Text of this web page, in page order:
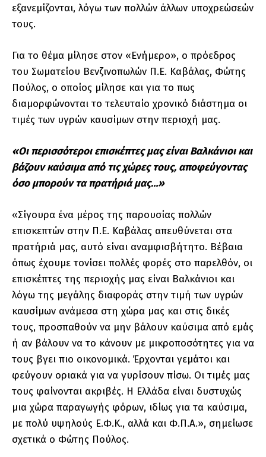
εξανεμίζονται, λόγω των πολλών άλλων υποχρεώσεών
τους.
Για το θέμα μίλησε στον «Ενήμερο», ο πρόεδρος
του Σωματείου Βενζινοπωλών Π.Ε. Καβάλας, Φώτης
Πούλος, ο οποίος μίλησε και για το πως
διαμορφώνονται το τελευταίο χρονικό διάστημα οι
τιμές των υγρών καυσίμων στην περιοχή μας.
«Οι περισσότεροι επισκέπτες μας είναι Βαλκάνιοι και
βάζουν καύσιμα από τις χώρες τους, αποφεύγοντας
όσο μπορούν τα πρατήριά μας…»
«Σίγουρα ένα μέρος της παρουσίας πολλών
επισκεπτών στην Π.Ε. Καβάλας απευθύνεται στα
πρατήριά μας, αυτό είναι αναμφισβήτητο. Βέβαια
όπως έχουμε τονίσει πολλές φορές στο παρελθόν, οι
επισκέπτες της περιοχής μας είναι Βαλκάνιοι και
λόγω της μεγάλης διαφοράς στην τιμή των υγρών
καυσίμων ανάμεσα στη χώρα μας και στις δικές
τους, προσπαθούν να μην βάλουν καύσιμα από εμάς
ή αν βάλουν να το κάνουν με μικροποσότητες για να
τους βγει πιο οικονομικά. Έρχονται γεμάτοι και
φεύγουν οριακά για να γυρίσουν πίσω. Οι τιμές μας
τους φαίνονται ακριβές. Η Ελλάδα είναι δυστυχώς
μια χώρα παραγωγής φόρων, ιδίως για τα καύσιμα,
με πολύ υψηλούς Ε.Φ.Κ., αλλά και Φ.Π.Α.», σημείωσε
σχετικά ο Φώτης Πούλος.